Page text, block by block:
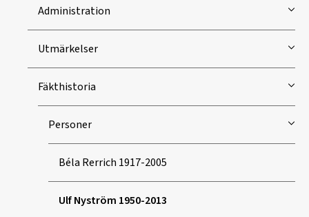
Administration
Utmärkelser
Fäkthistoria
Personer
Béla Rerrich 1917-2005
Ulf Nyström 1950-2013